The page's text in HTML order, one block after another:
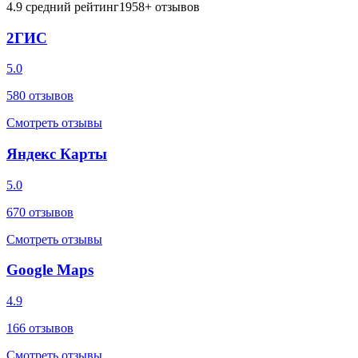
4.9 средний рейтинг1958+ отзывов
2ГИС
5.0
580 отзывов
Смотреть отзывы
Яндекс Карты
5.0
670 отзывов
Смотреть отзывы
Google Maps
4.9
166 отзывов